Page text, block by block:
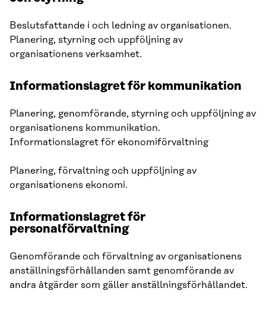
Beslutsfattande i och ledning av organisationen.
Planering, styrning och uppföljning av
organisationens verksamhet.
Informationslagret för kommunikation
Planering, genomförande, styrning och uppföljning av
organisationens kommunikation.
Informationslagret för ekonomiförvaltning
Planering, förvaltning och uppföljning av
organisationens ekonomi.
Informationslagret för
personalförvaltning
Genomförande och förvaltning av organisationens
anställningsförhållanden samt genomförande av
andra åtgärder som gäller anställningsförhållandet.